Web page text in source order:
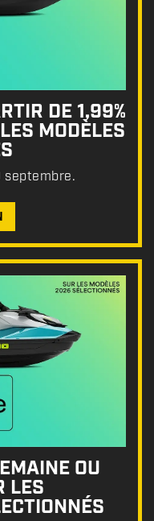
DE 1,99%
MODÈLES
septembre.
OU
LES